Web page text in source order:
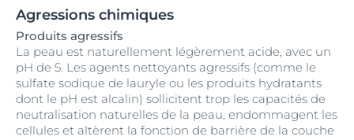
Agressions chimiques
Produits agressifs
La peau est naturellement légèrement acide, avec un
pH de 5. Les agents nettoyants agressifs (comme le
sulfate sodique de lauryle ou les produits hydratants
dont le pH est alcalin) sollicitent trop les capacités de
neutralisation naturelles de la peau, endommagent les
cellules et altèrent la fonction de barrière de la couche